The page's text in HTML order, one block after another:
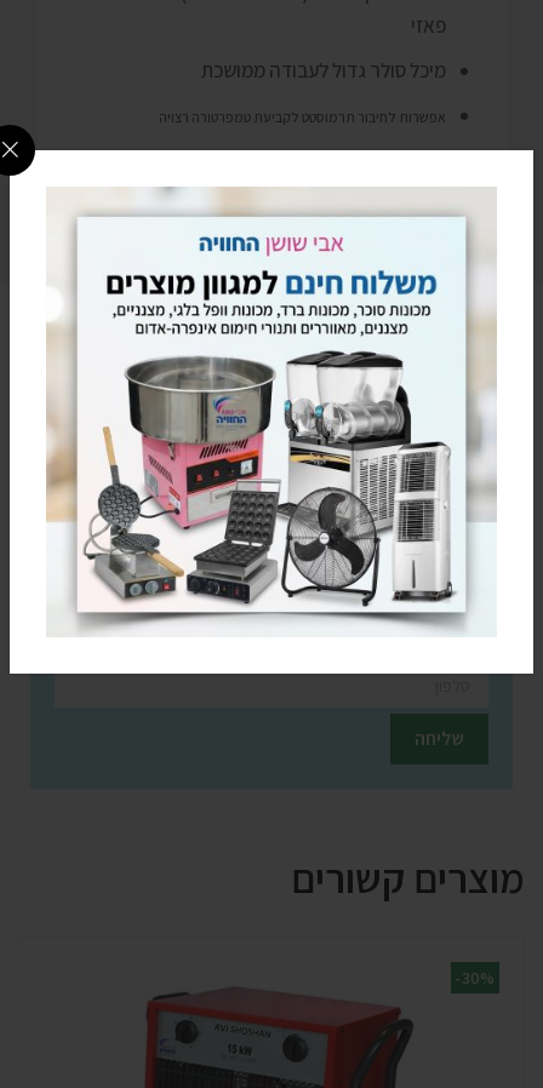
פאזי
מיכל סולר גדול לעבודה ממושכת
אפשרות לחיבור תרמוסטט לקביעת טמפרטורה רצויה
הקליקו על הוואטסאפ
להתייעצות מהירה עם נציג
מעדיפים בטלפון? חייגו עכשיו
0795805813
חזרו אלי בקשר למוצר זה
השאירו פרטים ונציגינו יחזרו אליכם בהקדם
מוצרים קשורים
-30%